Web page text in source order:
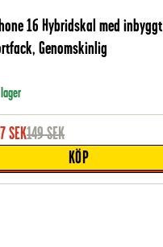
16 Hybridskal med inbyggt
Genomskinlig
SEK149SEK
KÖP